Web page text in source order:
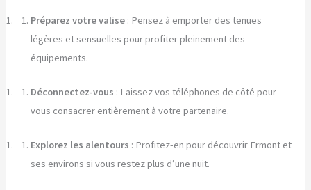
Préparez votre valise : Pensez à emporter des tenues
légères et sensuelles pour profiter pleinement des
équipements.
Déconnectez-vous : Laissez vos téléphones de côté pour
vous consacrer entièrement à votre partenaire.
Explorez les alentours : Profitez-en pour découvrir Ermont et
ses environs si vous restez plus d’une nuit.